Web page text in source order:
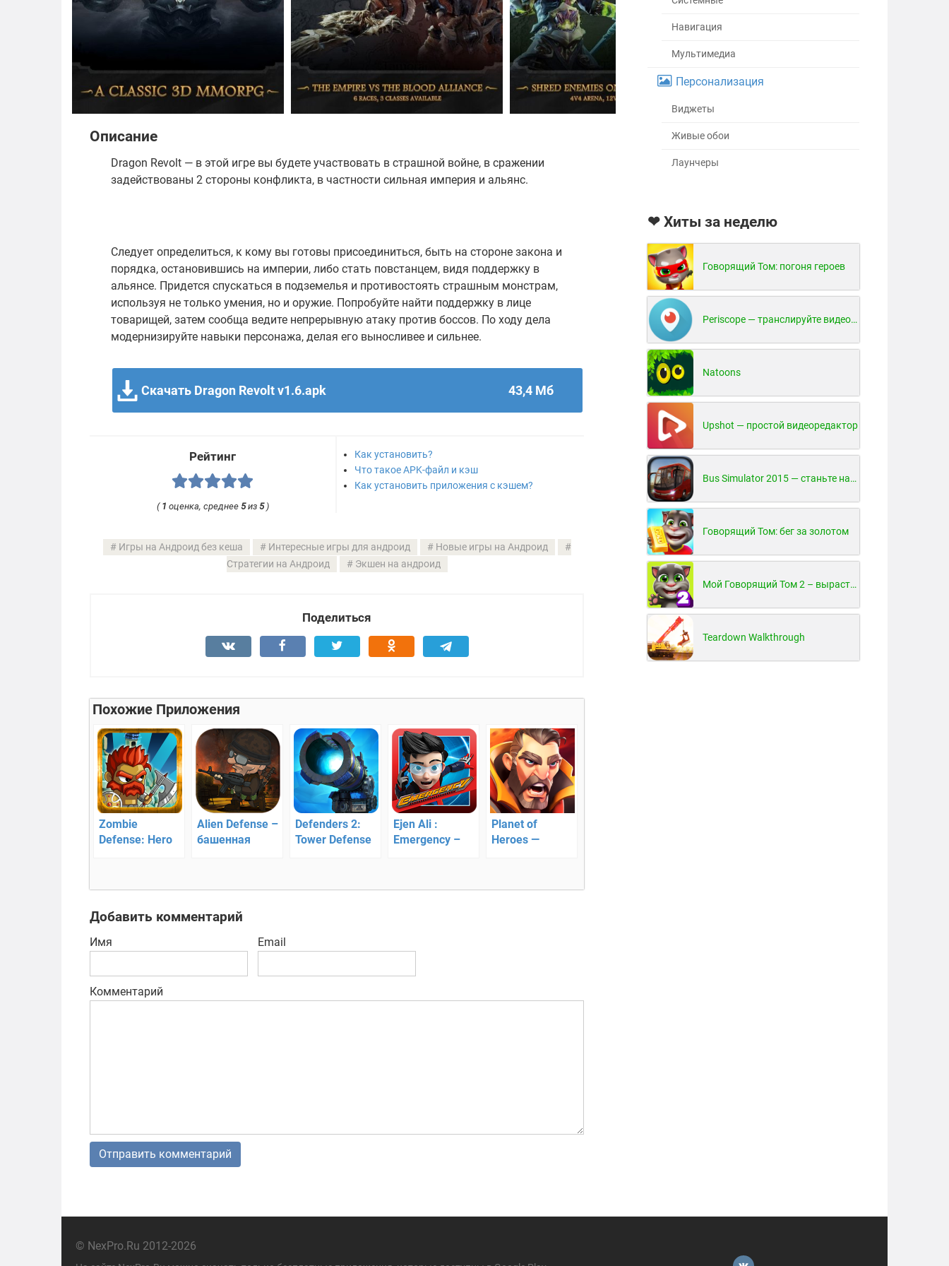
Описание
Dragon Revolt — в этой игре вы будете участвовать в страшной войне, в сражении
задействованы 2 стороны конфликта, в частности сильная империя и альянс.
Следует определиться, к кому вы готовы присоединиться, быть на стороне закона и
порядка, остановившись на империи, либо стать повстанцем, видя поддержку в
альянсе. Придется спускаться в подземелья и противостоять страшным монстрам,
используя не только умения, но и оружие. Попробуйте найти поддержку в лице
товарищей, затем сообща ведите непрерывную атаку против боссов. По ходу дела
модернизируйте навыки персонажа, делая его выносливее и сильнее.
Скачать Dragon Revolt v1.6.apk 43,4 Мб
Рейтинг
( 1 оценка, среднее 5из 5)
Как установить?
Что такое APK-файл и кэш
Как установить приложения с кэшем?
Игры на Андроид без кеша Интересные игры для андроид
Новые игры на Андроид
Стратегии на Андроид
Экшен на андроид
Поделиться
Похожие Приложения
Zombie
Defense: Hero
планы Зомби
Alien Defense –
башенная
Defenders 2:
Tower Defense
игра со своими
Ejen Ali :
Emergency –
Planet of
Heroes —
галактики
Добавить комментарий
Имя Email
Комментарий
Навигация
Мультимедиа
Персонализация
Виджеты
Живые обои
Лаунчеры
❤ Хиты за неделю
Говорящий Том: погоня героев
Periscope — транслируйте видео в реальном времени!
Natoons
Upshot — простой видеоредактор
Bus Simulator 2015 — станьте настоящим водителем автобуса!
Говорящий Том: бег за золотом
Мой Говорящий Том 2 – вырасти и воспитай своего котенка
Teardown Walkthrough
© NexPro.Ru 2012-2026